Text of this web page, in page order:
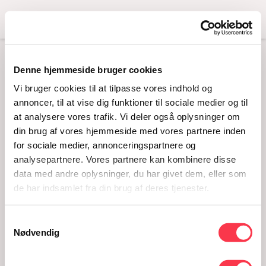
Denne hjemmeside bruger cookies
Vi bruger cookies til at tilpasse vores indhold og
annoncer, til at vise dig funktioner til sociale medier og til
at analysere vores trafik. Vi deler også oplysninger om
din brug af vores hjemmeside med vores partnere inden
for sociale medier, annonceringspartnere og
analysepartnere. Vores partnere kan kombinere disse
data med andre oplysninger, du har givet dem, eller som
de har indsamlet fra din brug af deres tjenester.
Nødvendig
Menu
CROQUIS, KROP OG
KUNST
13.08.2025 · Kl. 16:30-17:30